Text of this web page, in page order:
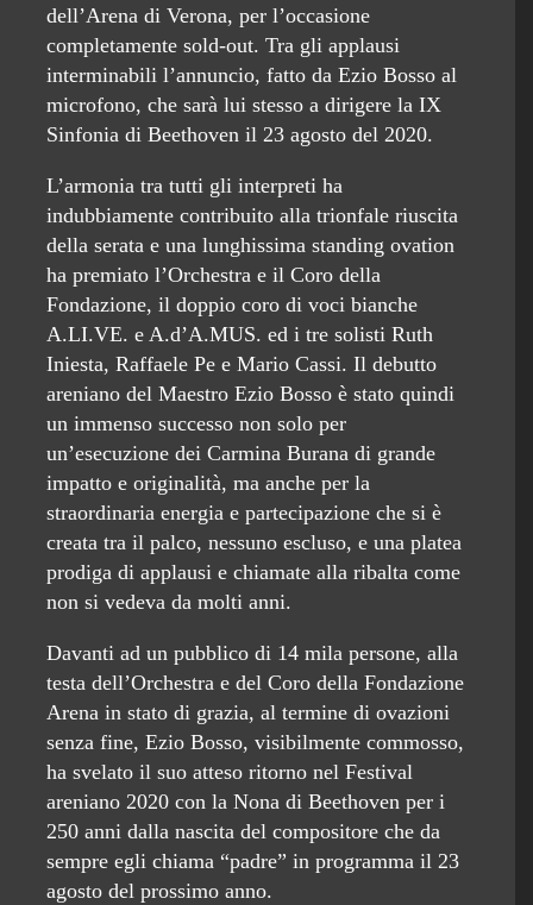
dell’Arena di Verona, per l’occasione
completamente sold-out. Tra gli applausi
interminabili l’annuncio, fatto da Ezio Bosso al
microfono, che sarà lui stesso a dirigere la IX
Sinfonia di Beethoven il 23 agosto del 2020.
L’armonia tra tutti gli interpreti ha
indubbiamente contribuito alla trionfale riuscita
della serata e una lunghissima standing ovation
ha premiato l’Orchestra e il Coro della
Fondazione, il doppio coro di voci bianche
A.LI.VE. e A.d’A.MUS. ed i tre solisti Ruth
Iniesta, Raffaele Pe e Mario Cassi. Il debutto
areniano del Maestro Ezio Bosso è stato quindi
un immenso successo non solo per
un’esecuzione dei Carmina Burana di grande
impatto e originalità, ma anche per la
straordinaria energia e partecipazione che si è
creata tra il palco, nessuno escluso, e una platea
prodiga di applausi e chiamate alla ribalta come
non si vedeva da molti anni.
Davanti ad un pubblico di 14 mila persone, alla
testa dell’Orchestra e del Coro della Fondazione
Arena in stato di grazia, al termine di ovazioni
senza fine, Ezio Bosso, visibilmente commosso,
ha svelato il suo atteso ritorno nel Festival
areniano 2020 con la Nona di Beethoven per i
250 anni dalla nascita del compositore che da
sempre egli chiama “padre” in programma il 23
agosto del prossimo anno.